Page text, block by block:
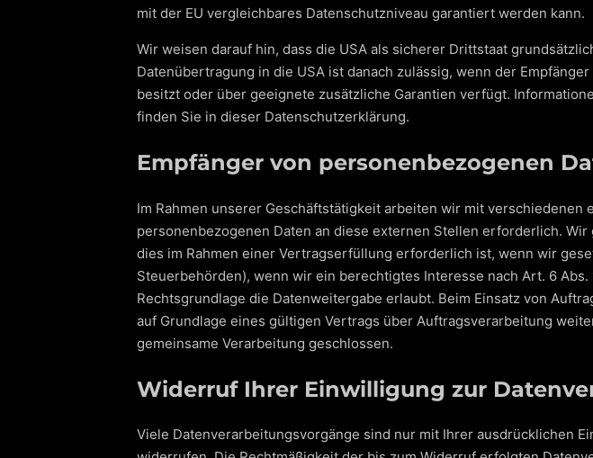
mit der EU vergleichbares Datenschutzniveau garantiert werden kann.
Wir weisen darauf hin, dass die USA als sicherer Drittstaat
Datenübertragung in die USA ist danach zulässig, wenn der
besitzt oder über geeignete zusätzliche Garantien verfügt.
finden Sie in dieser Datenschutzerklärung.
Empfänger von personenbezogenen
Im Rahmen unserer Geschäftstätigkeit arbeiten wir mit
personenbezogenen Daten an diese externen Stellen erforderlich.
dies im Rahmen einer Vertragserfüllung erforderlich ist, wenn wir
Steuerbehörden), wenn wir ein berechtigtes Interesse nach Art. 6
Rechtsgrundlage die Datenweitergabe erlaubt. Beim Einsatz von
auf Grundlage eines gültigen Vertrags über Auftragsverarbeitung
gemeinsame Verarbeitung geschlossen.
Widerruf Ihrer Einwilligung zur
Viele Datenverarbeitungsvorgänge sind nur mit Ihrer ausdrücklichen